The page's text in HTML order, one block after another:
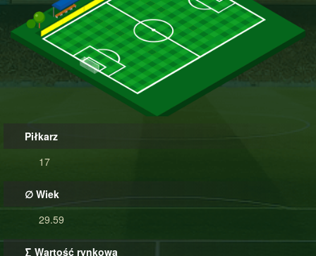
Piłkarz
17
∅ Wiek
29.59
∑ Wartość rynkowa